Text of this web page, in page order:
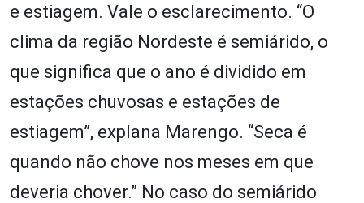
e estiagem. Vale o esclarecimento. “O
clima da região Nordeste é semiárido, o
que significa que o ano é dividido em
estações chuvosas e estações de
estiagem”, explana Marengo. “Seca é
quando não chove nos meses em que
deveria chover.” No caso do semiárido